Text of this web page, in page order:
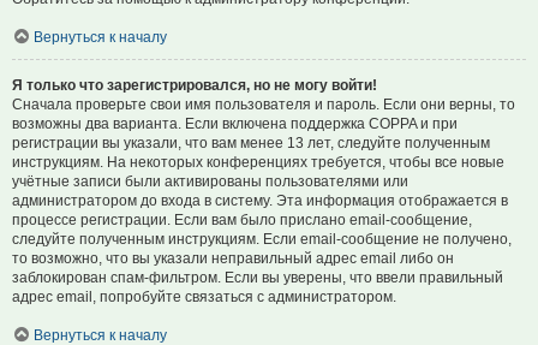
Вернуться к началу
Я только что зарегистрировался, но не могу войти!
Сначала проверьте свои имя пользователя и пароль. Если они верны, то
возможны два варианта. Если включена поддержка COPPA и при
регистрации вы указали, что вам менее 13 лет, следуйте полученным
инструкциям. На некоторых конференциях требуется, чтобы все новые
учётные записи были активированы пользователями или
администратором до входа в систему. Эта информация отображается в
процессе регистрации. Если вам было прислано email-сообщение,
следуйте полученным инструкциям. Если email-сообщение не получено,
то возможно, что вы указали неправильный адрес email либо он
заблокирован спам-фильтром. Если вы уверены, что ввели правильный
адрес email, попробуйте связаться с администратором.
Вернуться к началу